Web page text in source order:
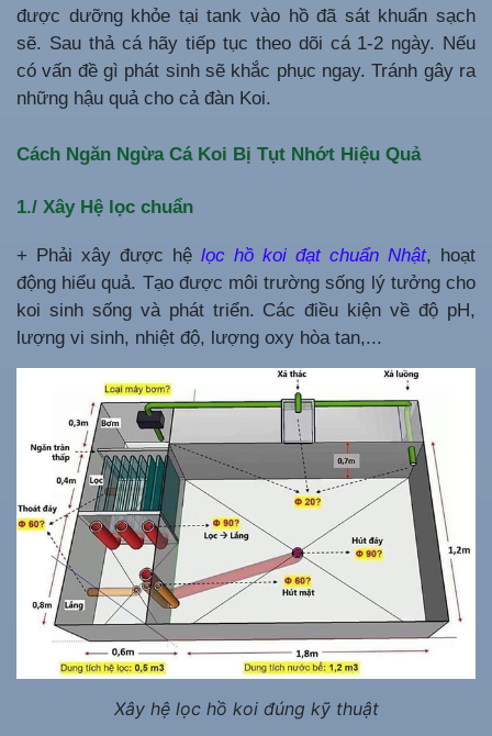
được dưỡng khỏe tại tank vào hồ đã sát khuẩn sạch
sẽ. Sau thả cá hãy tiếp tục theo dõi cá 1-2 ngày. Nếu
có vấn đề gì phát sinh sẽ khắc phục ngay. Tránh gây ra
những hậu quả cho cả đàn Koi.
Cách Ngăn Ngừa Cá Koi Bị Tụt Nhớt Hiệu Quả
1./ Xây Hệ lọc chuẩn
+ Phải xây được hệ lọc hồ koi đạt chuẩn Nhật, hoạt
động hiểu quả. Tạo được môi trường sống lý tưởng cho
koi sinh sống và phát triển. Các điều kiện về độ pH,
lượng vi sinh, nhiệt độ, lượng oxy hòa tan,...
Xây hệ lọc hồ koi đúng kỹ thuật